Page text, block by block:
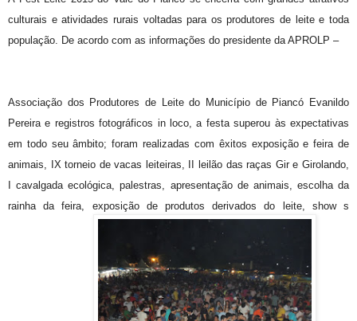
culturais e atividades rurais voltadas para os produtores de leite e toda
população. De acordo com as informações do presidente da APROLP –
Associação dos Produtores de Leite do Município de Piancó Evanildo
Pereira e registros fotográficos in loco, a festa superou às expectativas
em todo seu âmbito; foram realizadas com êxitos exposição e feira de
animais, IX torneio de vacas leiteiras, II leilão das raças Gir e Girolando,
I cavalgada ecológica, palestras, apresentação de animais, escolha da
rainha da feira, exposição de produtos derivados do leite, show s